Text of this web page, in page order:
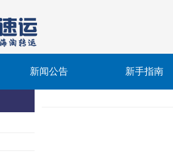
新闻公告 新手指南